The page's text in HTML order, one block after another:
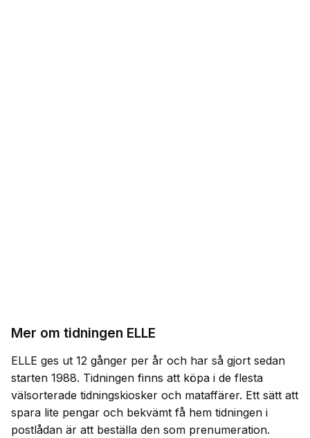
Mer om tidningen ELLE
ELLE ges ut 12 gånger per år och har så gjort sedan
starten 1988. Tidningen finns att köpa i de flesta
välsorterade tidningskiosker och mataffärer. Ett sätt att
spara lite pengar och bekvämt få hem tidningen i
postlådan är att beställa den som prenumeration.